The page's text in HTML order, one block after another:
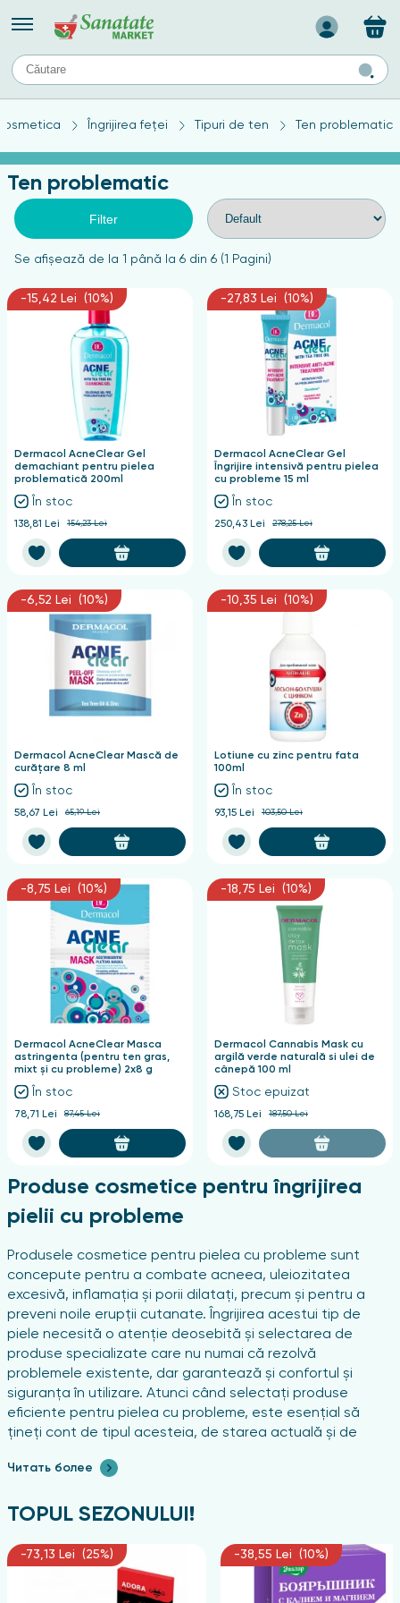
Назад
TIPURI DE TEN
Produse pentru ten mixt
Ten problematic
Produse pentru ten gras
Produse pentru ten sensibil
articulațiilor
Îngrijirea feței Tipuri de ten Ten problematic
Ten problematic
Filter
Se afişează de la 1 până la 6 din 6 (1 Pagini)
-15,42 Lei (10%)
Dermacol AcneClear Gel
demachiant pentru pielea
problematică 200ml
În stoc
138,81 Lei 154,23 Lei
-27,83 Lei (10%)
Dermacol AcneClear Gel
Îngrijire intensivă pentru pielea
cu probleme 15 ml
În stoc
250,43 Lei 278,25 Lei
-6,52 Lei (10%)
Dermacol AcneClear Mască de
curățare 8 ml
În stoc
58,67 Lei 65,19 Lei
-10,35 Lei (10%)
Lotiune cu zinc pentru fata
100ml
În stoc
93,15 Lei 103,50 Lei
-8,75 Lei (10%)
Dermacol AcneClear Masca
astringenta (pentru ten gras,
mixt și cu probleme) 2x8 g
În stoc
78,71 Lei 87,45 Lei
-18,75 Lei (10%)
Dermacol Cannabis Mask cu
argilă verde naturală si ulei de
cânepă 100 ml
Stoc epuizat
168,75 Lei 187,50 Lei
Produse cosmetice pentru îngrijirea
pielii cu probleme
Produsele cosmetice pentru pielea cu probleme sunt
concepute pentru a combate acneea, uleiozitatea
excesivă, inflamația și porii dilatați, precum și pentru a
preveni noile erupții cutanate. Îngrijirea acestui tip de
piele necesită o atenție deosebită și selectarea de
produse specializate care nu numai că rezolvă
problemele existente, dar garantează și confortul și
siguranța în utilizare. Atunci când selectați produse
eficiente pentru pielea cu probleme, este esențial să
țineți cont de tipul acesteia, de starea actuală și de
calmarea și restabilirea echilibrului.
Principalul accent ar trebui să fie pus pe compoziția
reglează producția de sebum, precum și proprietăți
antiinflamatorii și antibacteriene, sunt ideale pentru
îngrijirea pielii cu probleme.
Astfel de ingrediente active
Читать более
TOPUL SEZONULUI!
-73,13 Lei (25%) -38,55 Lei (10%)